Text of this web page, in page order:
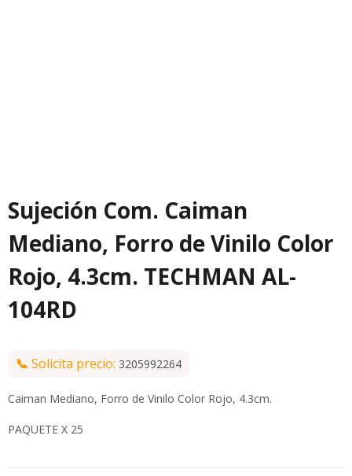
Sujeción Com. Caiman
Mediano, Forro de Vinilo Color
Rojo, 4.3cm. TECHMAN AL-
104RD
📞 Solicita precio: 3205992264
Caiman Mediano, Forro de Vinilo Color Rojo, 4.3cm.
PAQUETE X 25